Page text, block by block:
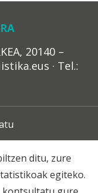
20140 –
· Tel.:
ditu, zure
egiteko.